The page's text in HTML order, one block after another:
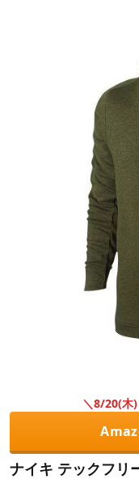
＼8/20(木
ナイキ テックフリ